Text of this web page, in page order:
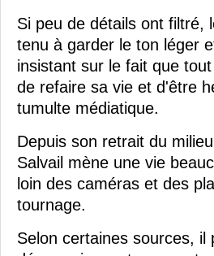
Si peu de détails ont filtré,
tenu à garder le ton léger
insistant sur le fait que
de refaire sa vie et d'être
tumulte médiatique.
Depuis son retrait du
Salvail mène une vie
loin des caméras et des
tournage.
Selon certaines sources, il